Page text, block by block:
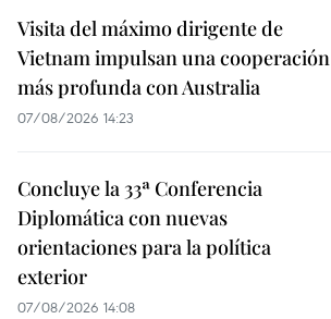
Visita del máximo dirigente de
Vietnam impulsan una cooperación
más profunda con Australia
07/08/2026 14:23
Concluye la 33ª Conferencia
Diplomática con nuevas
orientaciones para la política
exterior
07/08/2026 14:08